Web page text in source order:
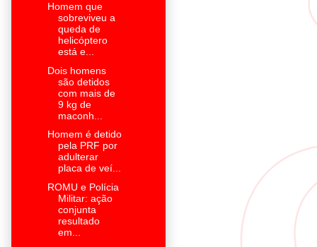
Homem que
sobreviveu a
queda de
helicóptero
está e...
Dois homens
são detidos
com mais de
9 kg de
maconh...
Homem é detido
pela PRF por
adulterar
placa de veí...
ROMU e Polícia
Militar: ação
conjunta
resultado
em...